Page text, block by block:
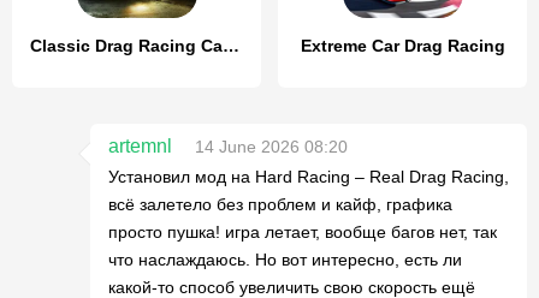
Classic Drag Racing Car Game Extreme Car Drag Racing
artemnl
14 June 2026 08:20
Установил мод на Hard Racing – Real Drag Racing,
всё залетело без проблем и кайф, графика
просто пушка! игра летает, вообще багов нет, так
что наслаждаюсь. Но вот интересно, есть ли
какой-то способ увеличить свою скорость ещё